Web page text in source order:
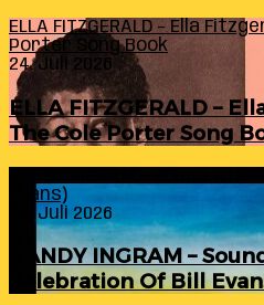
ELLA FITZGERALD – Ella
Porter Song Book
24. Juli 2026
ELLA FITZGERALD –
The Cole Porter Song
Evans)
24. Juli 2026
RANDY INGRAM –
Celebration Of Bill